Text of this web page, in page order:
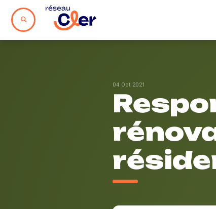
04 Oct 2021